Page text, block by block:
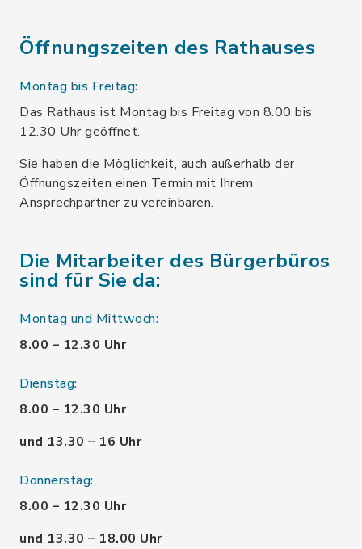
Öffnungszeiten des Rathauses
Montag bis Freitag:
Das Rathaus ist Montag bis Freitag von 8.00 bis
12.30 Uhr geöffnet.
Sie haben die Möglichkeit, auch außerhalb der
Öffnungszeiten einen Termin mit Ihrem
Ansprechpartner zu vereinbaren.
Die Mitarbeiter des Bürgerbüros
sind für Sie da:
Montag und Mittwoch:
8.00 – 12.30 Uhr
Dienstag:
8.00 – 12.30 Uhr
und 13.30 – 16 Uhr
Donnerstag:
8.00 – 12.30 Uhr
und 13.30 – 18.00 Uhr